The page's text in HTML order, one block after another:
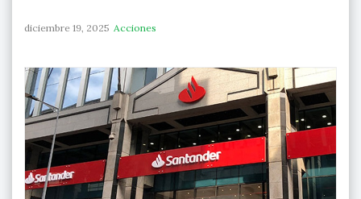
diciembre 19, 2025 Acciones